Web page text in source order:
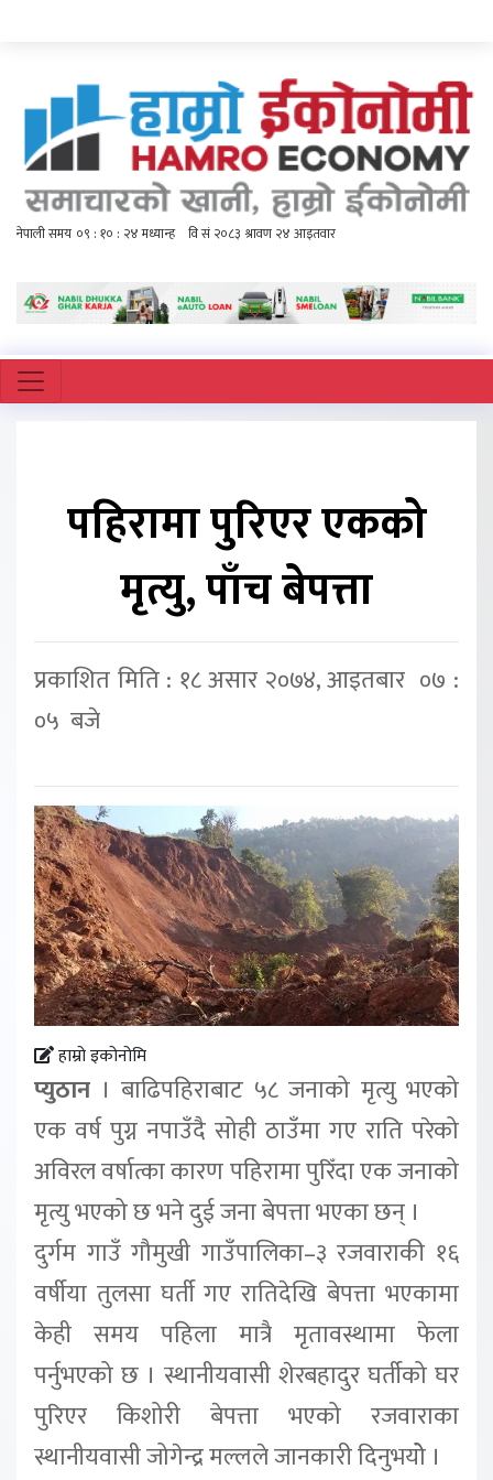
पहिरामा पुरिएर एकको
मृत्यु, पाँच बेपत्ता
प्रकाशित मिति : १८ असार २०७४, आइतबार ०७ :
०५ बजे
हाम्रो इकोनोमि
प्युठान । बाढिपहिराबाट ५८ जनाको मृत्यु भएको
एक वर्ष पुग्न नपाउँदै सोही ठाउँमा गए राति परेको
अविरल वर्षात्का कारण पहिरामा पुरिँदा एक जनाको
मृत्यु भएको छ भने दुई जना बेपत्ता भएका छन् ।
दुर्गम गाउँ गौमुखी गाउँपालिका–३ रजवाराकी १६
वर्षीया तुलसा घर्ती गए रातिदेखि बेपत्ता भएकामा
केही समय पहिला मात्रै मृतावस्थामा फेला
पर्नुभएको छ । स्थानीयवासी शेरबहादुर घर्तीको घर
पुरिएर किशोरी बेपत्ता भएको रजवाराका
स्थानीयवासी जोगेन्द्र मल्लले जानकारी दिनुभयोे ।